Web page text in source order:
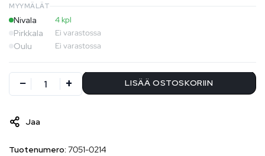
MYYMÄLÄT
Nivala 4 kpl
Pirkkala Ei varastossa
Oulu Ei varastossa
LISÄÄ OSTOSKORIIN
Jaa
Tuotenumero: 7051-0214